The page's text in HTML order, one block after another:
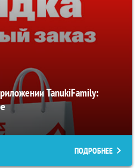
TanukiFamily:
ПОДРОБНЕЕ